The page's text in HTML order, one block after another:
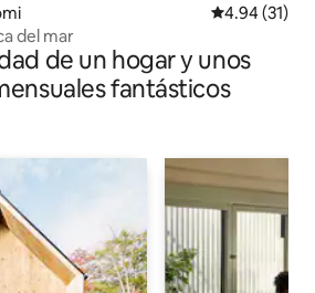
Calificación
4.94 (31)
del mar
de un hogar y unos
fantásticos